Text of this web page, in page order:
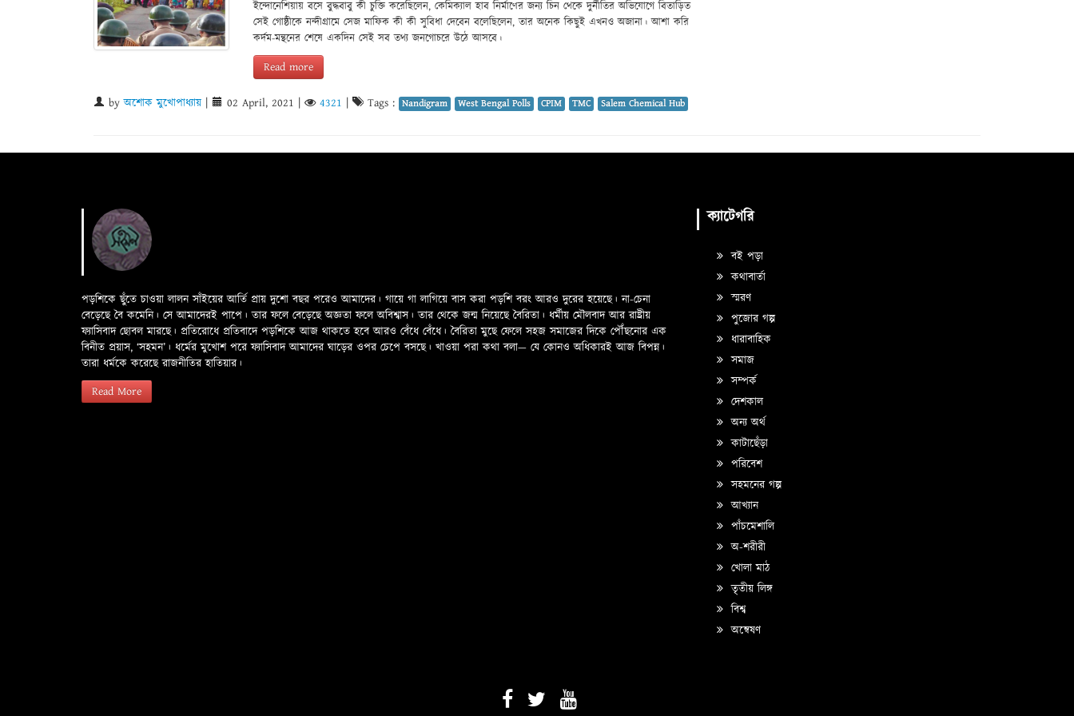
ইন্দোনেশিয়ায় বসে বুদ্ধবাবু কী চুক্তি করেছিলেন, কেমিক্যাল হাব নির্মাণের জন্য চিন থেকে দুর্নীতির অভিযোগে বিতাড়িত
সেই গোষ্ঠীকে নন্দীগ্রামে সেজ মাফিক কী কী সুবিধা দেবেন বলেছিলেন, তার অনেক কিছুই এখনও অজানা। আশা করি
কর্দম-মন্থনের শেষে একদিন সেই সব তথ্য জনগোচরে উঠে আসবে।
Read more
byঅশোক মুখোপাধ্যায় 02 April, 2021 4321 Tags : Nandigram West Bengal Polls CPIM TMC Salem Chemical Hub
পড়শিকে ছুঁতে চাওয়া লালন সাঁইয়ের আর্তি প্রায় দুশো বছর পরেও আমাদের। গায়ে গা লাগিয়ে বাস করা পড়শি বরং আরও দুরের হয়েছে। না-চেনা
বেড়েছে বৈ কমেনি। সে আমাদেরই পাপে। তার ফলে বেড়েছে অজ্ঞতা ফলে অবিশ্বাস। তার থেকে জন্ম নিয়েছে বৈরিতা। ধর্মীয় মৌলবাদ আর রাষ্ট্রীয়
ফ্যাসিবাদ ছোবল মারছে। প্রতিরোধে প্রতিবাদে পড়শিকে আজ থাকতে হবে আরও বেঁধে বেঁধে। বৈরিতা মুছে ফেলে সহজ সমাজের দিকে পৌঁছনোর এক
বিনীত প্রয়াস, ‘সহমন’। ধর্মের মুখোশ পরে ফ্যাসিবাদ আমাদের ঘাড়ের ওপর চেপে বসছে। খাওয়া পরা কথা বলা—­­ যে কোনও অধিকারই আজ বিপন্ন।
তারা ধর্মকে করেছে রাজনীতির হাতিয়ার।
Read More
ক্যাটেগরি
বই পড়া
কথাবার্তা
স্মরণ
পুজোর গল্প
ধারাবাহিক
সমাজ
সম্পর্ক
দেশকাল
অন্য অর্থ
কাটাছেঁড়া
পরিবেশ
সহমনের গল্প
আখ্যান
পাঁচমেশালি
অ-শরীরী
খোলা মাঠ
তৃতীয় লিঙ্গ
বিশ্ব
অন্বেষণ